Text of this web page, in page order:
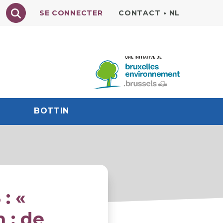
Texte à rechercher
SE CONNECTER CONTACT • NL
BOTTIN
«